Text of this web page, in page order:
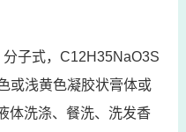
子式，C12H35NaO3S
或浅黄色凝胶状膏体或
体洗涤、餐洗、洗发香